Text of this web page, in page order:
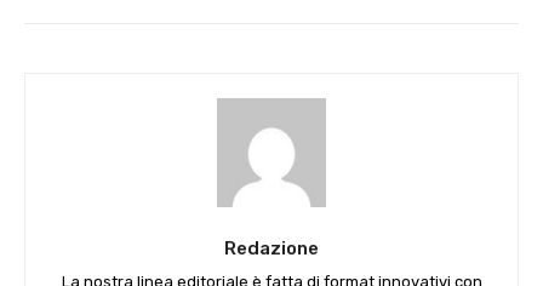
Redazione
La nostra linea editoriale è fatta di format innovativi con